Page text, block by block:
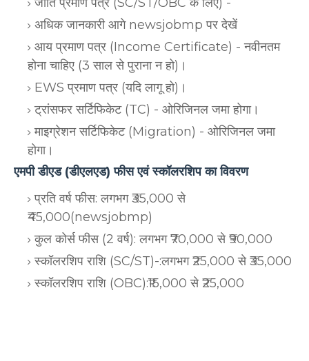
अधिक जानकारी आगे newsjobmp पर देखें
आय प्रमाण पत्र (Income Certificate) - नवीनतम
होना चाहिए (3 साल से पुराना न हो)।
EWS प्रमाण पत्र (यदि लागू हो)।
ट्रांसफर सर्टिफिकेट (TC) - ओरिजिनल जमा होगा।
माइग्रेशन सर्टिफिकेट (Migration) - ओरिजिनल जमा
होगा।
एमपी डीएड (डीएलएड) फीस एवं स्कॉलरशिप का विवरण
प्रति वर्ष फीस: लगभग ₹35,000 से
₹45,000(newsjobmp)
कुल कोर्स फीस (2 वर्ष): लगभग ₹70,000 से ₹90,000
स्कॉलरशिप राशि (SC/ST)-:लगभग ₹25,000 से ₹35,000
स्कॉलरशिप राशि (OBC):₹15,000 से ₹25,000